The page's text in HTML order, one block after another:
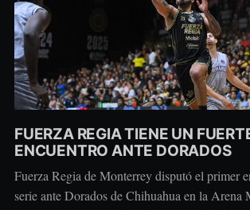
FUERZA REGIA TIENE UN
ENCUENTRO ANTE DORADOS
Fuerza Regia de Monterrey disputó el primer
serie ante Dorados de Chihuahua en la Arena